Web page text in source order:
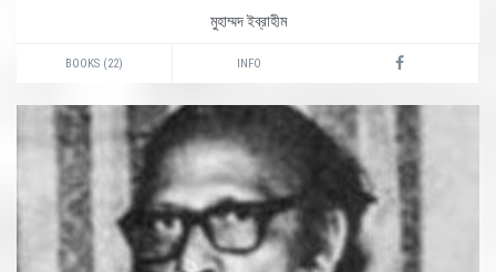
মুহাম্মদ ইব্রাহীম
BOOKS (22) INFO